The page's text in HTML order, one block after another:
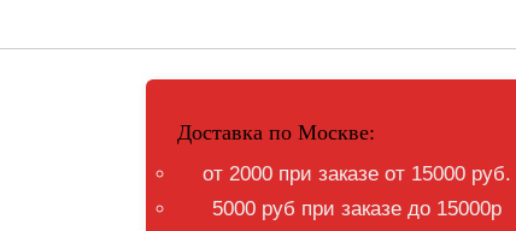
Доставка по Москве:
от 2000 при заказе от 15000 руб.
5000 руб при заказе до 15000р